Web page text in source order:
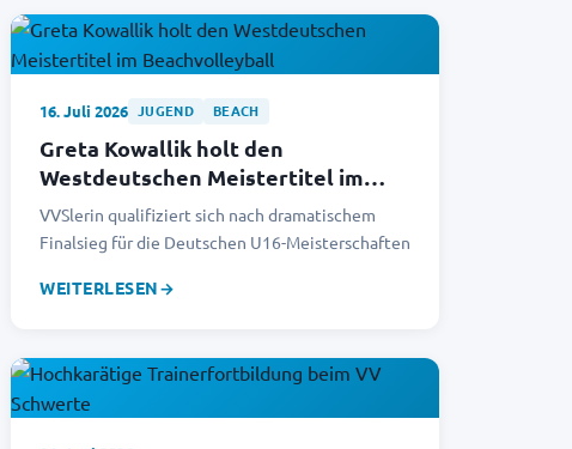
16. Juli 2026 JUGEND BEACH
Greta Kowallik holt den
Westdeutschen Meistertitel im
Beachvolleyball
VVSlerin qualifiziert sich nach dramatischem
Finalsieg für die Deutschen U16-Meisterschaften
WEITERLESEN→